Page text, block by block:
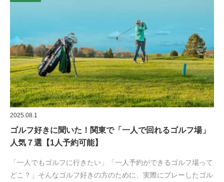
2025.08.1
ゴルフ好きに聞いた！関東で「一人で回れるゴルフ場」
人気７選【1人予約可能】
「一人でもゴルフに行きたい」「一人予約ができるゴルフ場って
どこ？」そんなゴルフ好きの方のために、実際にプレーしたゴル